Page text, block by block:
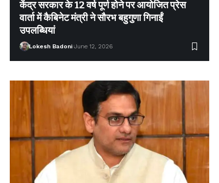
केंद्र सरकार के 12 वर्ष पूर्ण होने पर आयोजित प्रेस
वार्ता में कैबिनेट मंत्री ने सौरभ बहुगुणा गिनाईं
उपलब्धियां
Lokesh Badoni June 12, 2026